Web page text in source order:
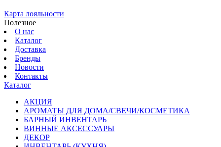
Карта лояльности
Полезное
О нас
Каталог
Доставка
Бренды
Новости
Контакты
Каталог
АКЦИЯ
АРОМАТЫ ДЛЯ ДОМА/СВЕЧИ/КОСМЕТИКА
БАРНЫЙ ИНВЕНТАРЬ
ВИННЫЕ АКСЕССУАРЫ
ДЕКОР